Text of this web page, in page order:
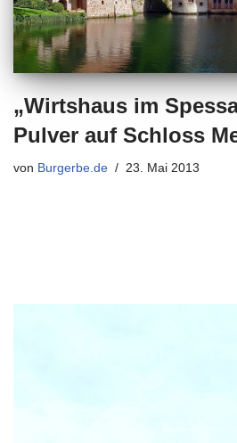
„Wirtshaus im
Pulver auf Schloss
von Burgerbe.de 23. Mai 2013